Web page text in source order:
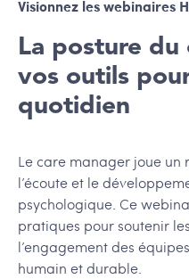
Visionnez les webinaires
La posture du
vos outils
quotidien
Le care manager joue un
l’écoute et le
psychologique. Ce
pratiques pour soutenir
l’engagement des
humain et durable.